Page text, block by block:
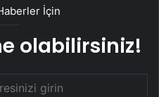
İçin
olabilirsiniz!